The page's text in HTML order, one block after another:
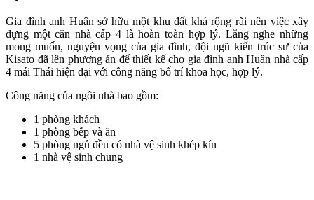
Gia đình anh Huân sở hữu một khu đất khá rộng rãi nên việc xây
dựng một căn nhà cấp 4 là hoàn toàn hợp lý. Lắng nghe những
mong muốn, nguyện vọng của gia đình, đội ngũ kiến trúc sư của
Kisato đã lên phương án để thiết kế cho gia đình anh Huân nhà cấp
4 mái Thái hiện đại với công năng bố trí khoa học, hợp lý.
Công năng của ngôi nhà bao gồm:
1 phòng khách
1 phòng bếp và ăn
5 phòng ngủ đều có nhà vệ sinh khép kín
1 nhà vệ sinh chung